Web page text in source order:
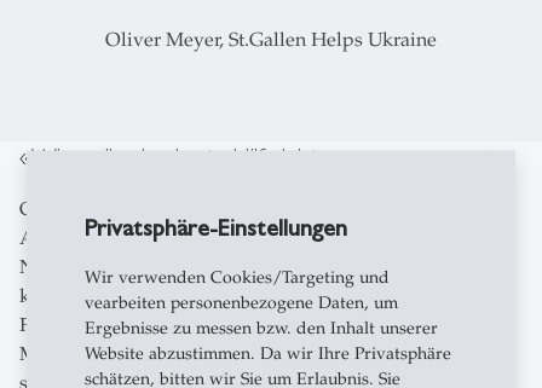
Privatsphäre-Einstellungen
Wir verwenden Cookies/Targeting und
vearbeiten personenbezogene Daten, um
Ergebnisse zu messen bzw. den Inhalt unserer
Website abzustimmen. Da wir Ihre Privatsphäre
schätzen, bitten wir Sie um Erlaubnis. Sie
Oliver Meyer, St.Gallen Helps Ukraine
«Wir wollen konkrete Hilfe leisten»
Gemeinsam mit den HSG-Studierenden Emilia von
Albertini, Frederick Mangold, Noé Kuhn und Alisa
Nyamukapa gründete Meyer «St.Gallen Helps Ukraine»
kurz nach Beginn des russischen Angriffskriegs im
Februar 2022. «Wir wollten konkrete Hilfe leisten und
Menschen die Möglichkeit geben, sich zu engagieren»,
sagt Meyer. «Als Studierende hatten wir auch die